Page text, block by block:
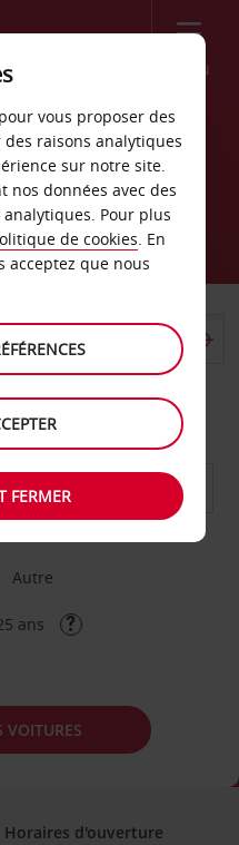
Menu
Hua
de retour
DE RETOUR
Autre
ans
VOITURES
Horaires d'ouverture
vous proposer des
raisons analytiques
sur notre site.
nos données avec des
Pour plus
de cookies. En
acceptez que nous
FERMER